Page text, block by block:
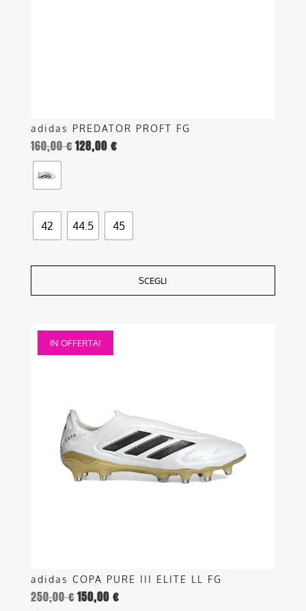
adidas PREDATOR PROFT FG
160,00€128,00 €
42 44.5 45
SCEGLI
IN OFFERTA!
adidas COPA PURE III ELITE LL FG
250,00€150,00 €
Questo
prodotto
opzioni
possono
essere